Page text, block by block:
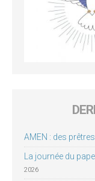
AMEN : des
La journée du
2026